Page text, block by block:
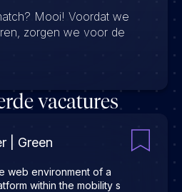
Mooi! Voordat we
zorgen we voor de
vacatures
| Green
web environment of a
within the mobility s